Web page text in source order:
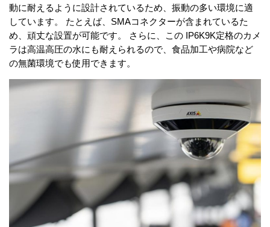
動に耐えるように設計されているため、振動の多い環境に適
しています。 たとえば、SMAコネクターが含まれているた
め、頑丈な設置が可能です。 さらに、この IP6K9K定格のカメ
ラは高温高圧の水にも耐えられるので、食品加工や病院など
の無菌環境でも使用できます。